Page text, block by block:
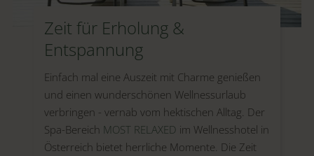
Zeit für Erholung &
Entspannung
Einfach mal eine Auszeit mit Charme genießen
und einen wunderschönen Wellnessurlaub
verbringen - vernab vom hektischen Alltag. Der
Spa-Bereich MOST RELAXED im Wellnesshotel in
Österreich bietet herrliche Momente. Die Zeit